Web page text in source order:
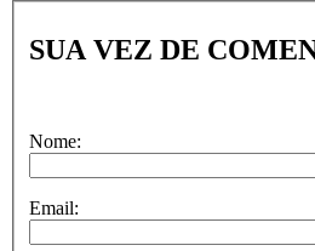
SUA VEZ DE
Nome:
Email: